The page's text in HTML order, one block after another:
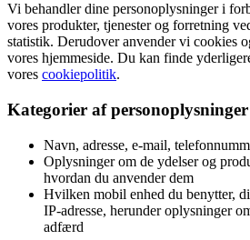
Vi behandler dine personoplysninger i
vores produkter, tjenester og forretning
statistik. Derudover anvender vi cookies
vores hjemmeside. Du kan finde
vores cookiepolitik.
Kategorier af personoplysninger
Navn, adresse, e-mail,
Oplysninger om de ydelser og
hvordan du anvender dem
Hvilken mobil enhed du benytter,
IP-adresse, herunder oplysninger
adfærd